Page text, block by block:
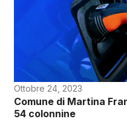
Ottobre 24, 2023
Comune di Martina
54 colonnine